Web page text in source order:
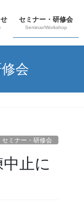
セミナー・研修会
Seminar/Workshop
会
セミナー・研修会
止に